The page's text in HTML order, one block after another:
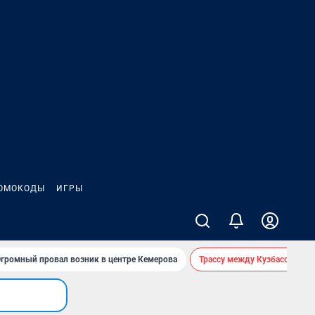
ИГРЫ
провал возник в центре Кемерова Трассу между Кузбассом и